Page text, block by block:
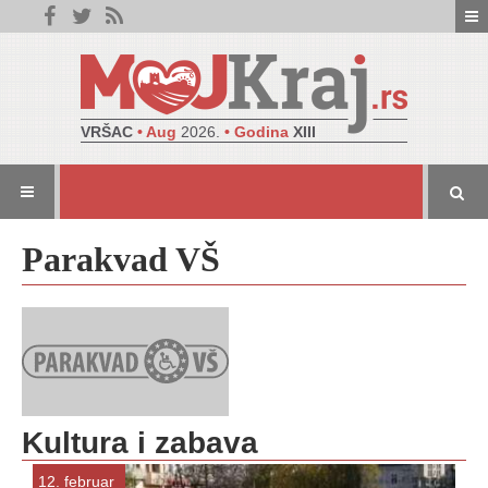
VRŠAC • Aug 2026. • Godina XIII
Parakvad VŠ
Kultura i zabava
12. februar